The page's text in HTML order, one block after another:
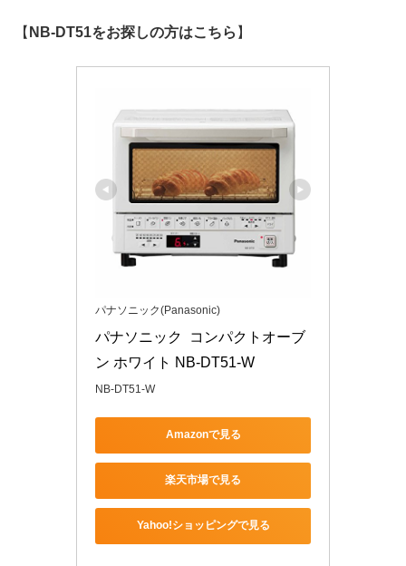
【 NB-DT51をお探しの方はこちら 】
パナソニック(Panasonic)
パナソニック  コンパクトオーブ
ン ホワイト NB-DT51-W
NB-DT51-W
Amazonで見る
楽天市場で見る
Yahoo!ショッピングで見る